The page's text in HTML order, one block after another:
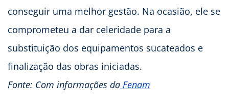
conseguir uma melhor gestão. Na ocasião, ele se
comprometeu a dar celeridade para a
substituição dos equipamentos sucateados e
finalização das obras iniciadas.
Fonte: Com informações da Fenam